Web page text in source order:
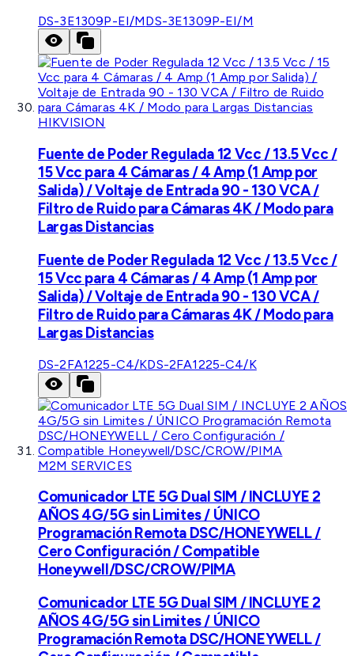
DS-3E1309P-EI/MDS-3E1309P-EI/M
HIKVISION
Fuente de Poder Regulada 12 Vcc / 13.5 Vcc /
15 Vcc para 4 Cámaras / 4 Amp (1 Amp por
Salida) / Voltaje de Entrada 90 - 130 VCA /
Filtro de Ruido para Cámaras 4K / Modo para
Largas Distancias
Fuente de Poder Regulada 12 Vcc / 13.5 Vcc /
15 Vcc para 4 Cámaras / 4 Amp (1 Amp por
Salida) / Voltaje de Entrada 90 - 130 VCA /
Filtro de Ruido para Cámaras 4K / Modo para
Largas Distancias
DS-2FA1225-C4/KDS-2FA1225-C4/K
M2M SERVICES
Comunicador LTE 5G Dual SIM / INCLUYE 2
AÑOS 4G/5G sin Limites / ÚNICO
Programación Remota DSC/HONEYWELL /
Cero Configuración / Compatible
Honeywell/DSC/CROW/PIMA
Comunicador LTE 5G Dual SIM / INCLUYE 2
AÑOS 4G/5G sin Limites / ÚNICO
Programación Remota DSC/HONEYWELL /